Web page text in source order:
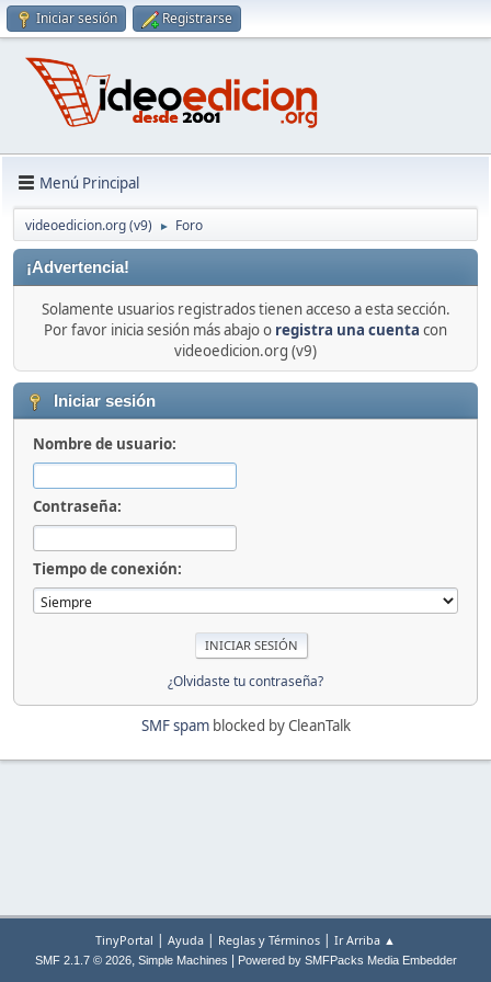
Iniciar sesión Registrarse
Menú Principal
videoedicion.org (v9) ► Foro
¡Advertencia!
Solamente usuarios registrados tienen acceso a esta sección.
Por favor inicia sesión más abajo o registra una cuenta con
videoedicion.org (v9)
Iniciar sesión
Nombre de usuario:
Contraseña:
Tiempo de conexión:
¿Olvidaste tu contraseña?
SMF spamblocked by CleanTalk
TinyPortal | Ayuda | Reglas y Términos | Ir Arriba ▲
SMF 2.1.7 © 2026, Simple Machines Powered by SMFPacks Media Embedder